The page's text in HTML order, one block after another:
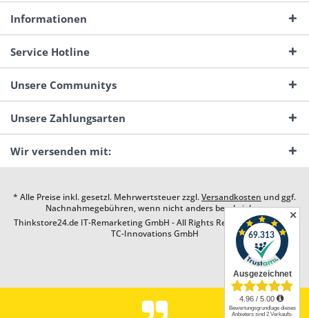
Informationen
Service Hotline
Unsere Communitys
Unsere Zahlungsarten
Wir versenden mit:
* Alle Preise inkl. gesetzl. Mehrwertsteuer zzgl.Versandkosten und ggf.
Nachnahmegebühren, wenn nicht anders beschrieben
Thinkstore24.de IT-Remarketing GmbH - All Rights Reserved. Design by
TC-Innovations GmbH
✕